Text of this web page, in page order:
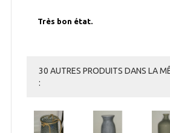
Très bon état.
30 AUTRES PRODUITS DANS LA
: